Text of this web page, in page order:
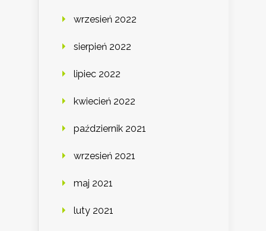
wrzesień 2022
sierpień 2022
lipiec 2022
kwiecień 2022
październik 2021
wrzesień 2021
maj 2021
luty 2021